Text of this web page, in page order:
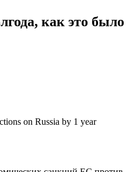
как это было
on Russia by 1 year